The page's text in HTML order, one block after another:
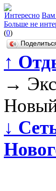
Интересно Вам
Больше не
(0)
↑
→
↓